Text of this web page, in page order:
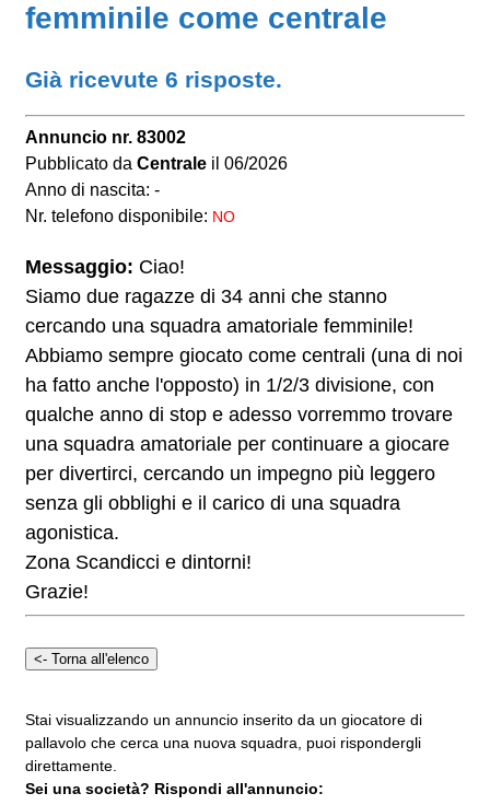
femminile come centrale
Già ricevute 6 risposte.
Annuncio nr. 83002
Pubblicato da Centrale il 06/2026
Anno di nascita: -
Nr. telefono disponibile: NO
Messaggio: Ciao!
Siamo due ragazze di 34 anni che stanno
cercando una squadra amatoriale femminile!
Abbiamo sempre giocato come centrali (una di noi
ha fatto anche l'opposto) in 1/2/3 divisione, con
qualche anno di stop e adesso vorremmo trovare
una squadra amatoriale per continuare a giocare
per divertirci, cercando un impegno più leggero
senza gli obblighi e il carico di una squadra
agonistica.
Zona Scandicci e dintorni!
Grazie!
Stai visualizzando un annuncio inserito da un giocatore di
pallavolo che cerca una nuova squadra, puoi rispondergli
direttamente.
Sei una società? Rispondi all'annuncio: